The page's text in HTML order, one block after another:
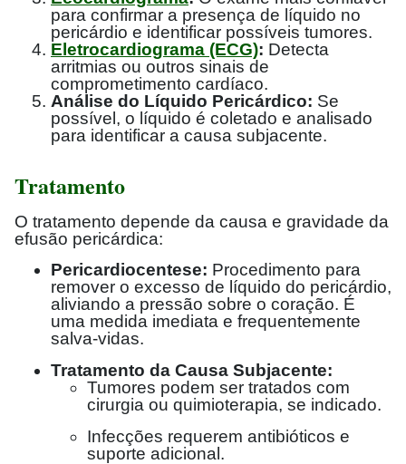
para confirmar a presença de líquido no
pericárdio e identificar possíveis tumores.
Eletrocardiograma (ECG): Detecta
arritmias ou outros sinais de
comprometimento cardíaco.
Análise do Líquido Pericárdico: Se
possível, o líquido é coletado e analisado
para identificar a causa subjacente.
Tratamento
O tratamento depende da causa e gravidade da
efusão pericárdica:
Pericardiocentese: Procedimento para
remover o excesso de líquido do pericárdio,
aliviando a pressão sobre o coração. É
uma medida imediata e frequentemente
salva-vidas.
Tratamento da Causa Subjacente:
Tumores podem ser tratados com
cirurgia ou quimioterapia, se indicado.
Infecções requerem antibióticos e
suporte adicional.